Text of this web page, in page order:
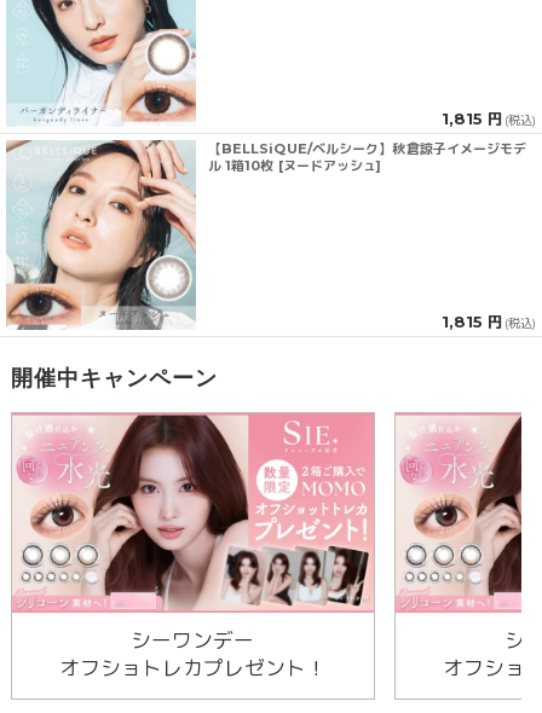
1,815 円 (税込)
【BELLSiQUE/ベルシーク】秋倉諒子イメージモデ
ル 1箱10枚 [ヌードアッシュ]
1,815 円 (税込)
開催中キャンペーン
シーワンデー
オフショトレカプレゼント！
シ
オフショ